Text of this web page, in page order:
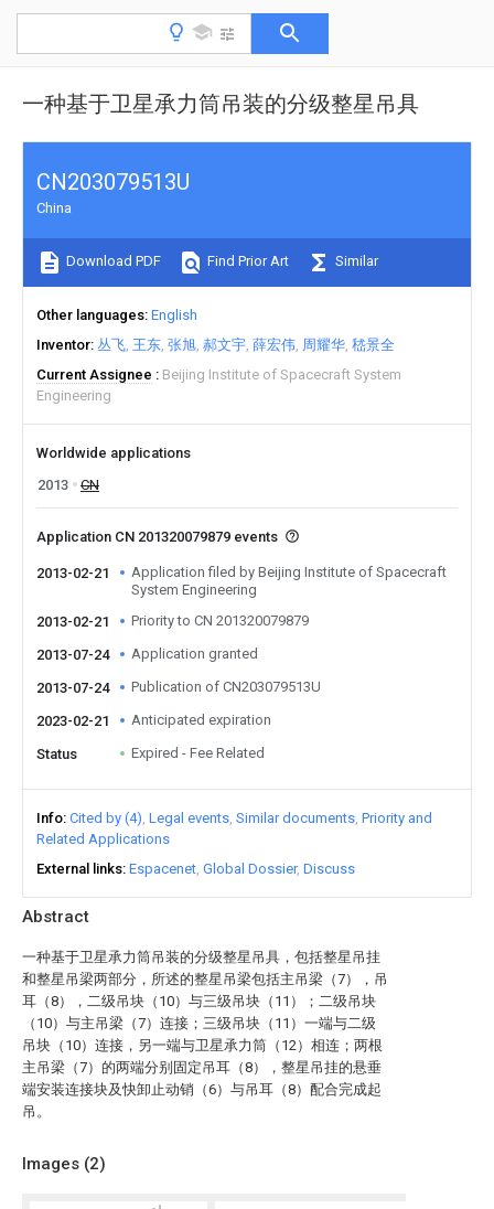
一种基于卫星承力筒吊装的分级整星吊具
Abstract
一种基于卫星承力筒吊装的分级整星吊具，包括整星吊挂
和整星吊梁两部分，所述的整星吊梁包括主吊梁（7），吊
耳（8），二级吊块（10）与三级吊块（11）；二级吊块
（10）与主吊梁（7）连接；三级吊块（11）一端与二级
吊块（10）连接，另一端与卫星承力筒（12）相连；两根
主吊梁（7）的两端分别固定吊耳（8），整星吊挂的悬垂
端安装连接块及快卸止动销（6）与吊耳（8）配合完成起
吊。
Images (2)
CN203079513U
China
Download PDF Find Prior Art Similar
Other languages English
Inventor 丛飞 王东 张旭 郝文宇 薛宏伟 周耀华 嵇景全
Current Assignee
Beijing Institute of Spacecraft System
Engineering
Worldwide applications
2013
CN
Application CN 201320079879 events
2013-02-21
Application filed by Beijing Institute of Spacecraft
System Engineering
2013-02-21
Priority to CN 201320079879
2013-07-24 Application granted
2013-07-24 Publication of CN203079513U
2023-02-21 Anticipated expiration
Status Expired - Fee Related
Info Cited by (4) Legal events Similar documents Priority and
Related Applications
External links Espacenet Global Dossier Discuss